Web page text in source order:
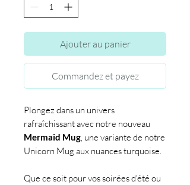
Ajouter au panier
Commandez et payez
Plongez dans un univers
rafraîchissant avec notre nouveau
Mermaid Mug, une variante de notre
Unicorn Mug aux nuances turquoise.
Que ce soit pour vos soirées d'été ou